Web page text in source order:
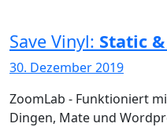
Save Vinyl: Static
30. Dezember 2019
ZoomLab - Funktioniert
Dingen, Mate und